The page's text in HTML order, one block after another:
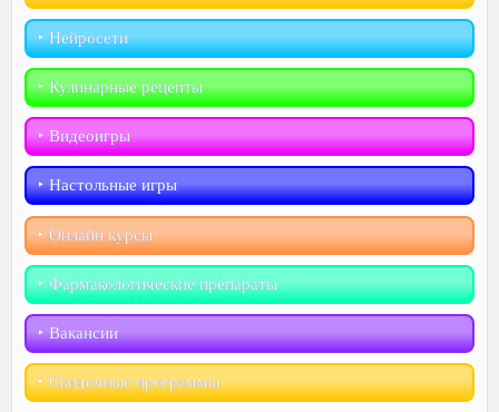
‣︎ Нейросети
‣︎ Кулинарные рецепты
‣︎ Видеоигры
‣︎ Настольные игры
‣︎ Онлайн курсы
‣︎ Фармакологические препараты
‣︎ Вакансии
‣︎ Скидочные программы